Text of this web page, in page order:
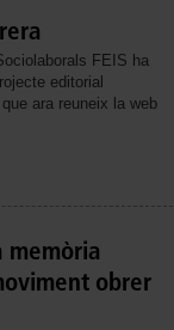
FEIS ha
editorial
ara reuneix la web
memòria
obrer